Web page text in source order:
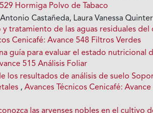
Hormiga Polvo de Tabaco
Castañeda, Laura Vanessa
tratamiento de las aguas residuales del
Cenicafé: Avance 548 Filtros Verdes
guía para evaluar el estado nutricional
515 Análisis Foliar
los resultados de análisis de suelo
,Avances Técnicos Cenicafé: Avance
las arvenses nobles en el cultivo